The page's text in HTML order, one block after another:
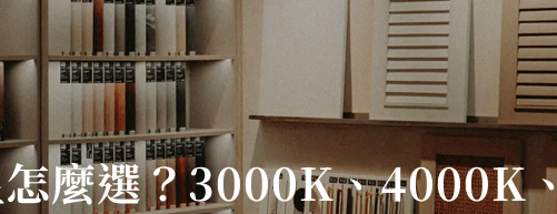
麼選？3000K、4000K